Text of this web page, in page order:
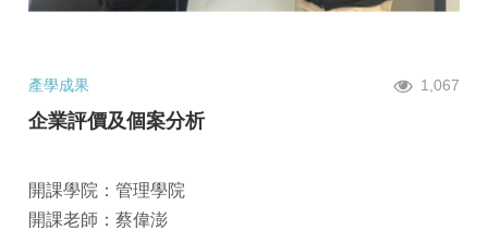
產學成果 1,067
企業評價及個案分析
開課學院：管理學院
開課老師：蔡偉澎